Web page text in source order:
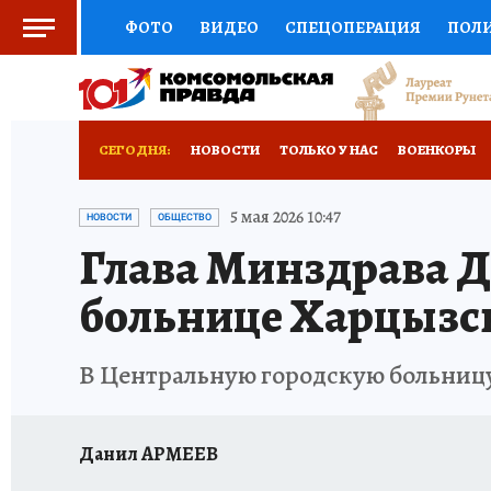
ФОТО ВИДЕО СПЕЦОПЕРАЦИЯ
СОЦПОДДЕРЖКА НАУКА СПОРТ
ДЕФИЦИТ ЖЕЛЕЗА
ВСЕ О КП
СЕГОДНЯ: НОВОСТИ ТОЛЬКО У НАС ВОЕНКОРЫ
НОВОРОССИЯ АФИША
НОВОСТИ ОБЩЕСТВО 5 мая 2026 10:47
Глава Минздрава
больнице
В Центральную городскую
Данил АРМЕЕВ